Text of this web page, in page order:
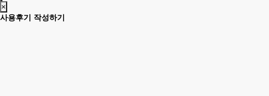
×
사용후기 작성하기